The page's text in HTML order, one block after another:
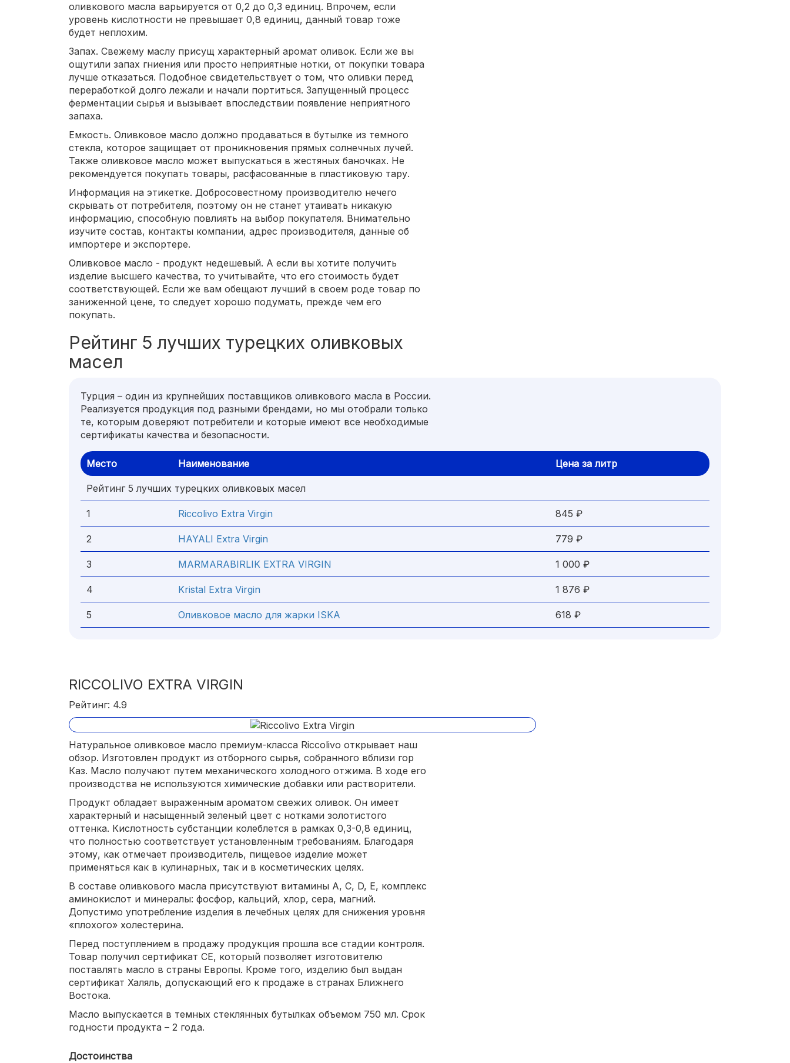
оливкового масла варьируется от 0,2 до 0,3 единиц. Впрочем, если
уровень кислотности не превышает 0,8 единиц, данный товар тоже
будет неплохим.
Запах. Свежему маслу присущ характерный аромат оливок. Если же вы
ощутили запах гниения или просто неприятные нотки, от покупки товара
лучше отказаться. Подобное свидетельствует о том, что оливки перед
переработкой долго лежали и начали портиться. Запущенный процесс
ферментации сырья и вызывает впоследствии появление неприятного
запаха.
Емкость. Оливковое масло должно продаваться в бутылке из темного
стекла, которое защищает от проникновения прямых солнечных лучей.
Также оливковое масло может выпускаться в жестяных баночках. Не
рекомендуется покупать товары, расфасованные в пластиковую тару.
Информация на этикетке. Добросовестному производителю нечего
скрывать от потребителя, поэтому он не станет утаивать никакую
информацию, способную повлиять на выбор покупателя. Внимательно
изучите состав, контакты компании, адрес производителя, данные об
импортере и экспортере.
Оливковое масло - продукт недешевый. А если вы хотите получить
изделие высшего качества, то учитывайте, что его стоимость будет
соответствующей. Если же вам обещают лучший в своем роде товар по
заниженной цене, то следует хорошо подумать, прежде чем его
покупать.
Рейтинг 5 лучших турецких оливковых
масел
Турция – один из крупнейших поставщиков оливкового масла в России.
Реализуется продукция под разными брендами, но мы отобрали только
те, которым доверяют потребители и которые имеют все необходимые
сертификаты качества и безопасности.
Место Наименование Цена за литр
Рейтинг 5 лучших турецких оливковых масел
1 Riccolivo Extra Virgin 845 ₽
2 HAYALI Extra Virgin 779 ₽
3 MARMARABIRLIK EXTRA VIRGIN 1 000 ₽
4 Kristal Extra Virgin 1 876 ₽
5 Оливковое масло для жарки ISKA 618 ₽
RICCOLIVO EXTRA VIRGIN
Рейтинг: 4.9
Натуральное оливковое масло премиум-класса Riccolivo открывает наш
обзор. Изготовлен продукт из отборного сырья, собранного вблизи гор
Каз. Масло получают путем механического холодного отжима. В ходе его
производства не используются химические добавки или растворители.
Продукт обладает выраженным ароматом свежих оливок. Он имеет
характерный и насыщенный зеленый цвет с нотками золотистого
оттенка. Кислотность субстанции колеблется в рамках 0,3-0,8 единиц,
что полностью соответствует установленным требованиям. Благодаря
этому, как отмечает производитель, пищевое изделие может
применяться как в кулинарных, так и в косметических целях.
В составе оливкового масла присутствуют витамины А, С, D, E, комплекс
аминокислот и минералы: фосфор, кальций, хлор, сера, магний.
Допустимо употребление изделия в лечебных целях для снижения уровня
«плохого» холестерина.
Перед поступлением в продажу продукция прошла все стадии контроля.
Товар получил сертификат СЕ, который позволяет изготовителю
поставлять масло в страны Европы. Кроме того, изделию был выдан
сертификат Халяль, допускающий его к продаже в странах Ближнего
Востока.
Масло выпускается в темных стеклянных бутылках объемом 750 мл. Срок
годности продукта – 2 года.
Достоинства